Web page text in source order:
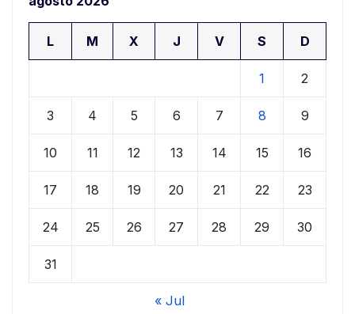
L M X J V S D
1 2
3 4 5 6 7 8 9
10 11 12 13 14 15 16
17 18 19 20 21 22 23
24 25 26 27 28 29 30
31
« Jul